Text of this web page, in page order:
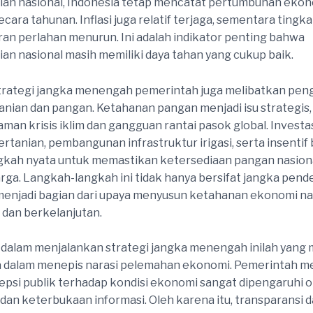
tahunan. Inflasi juga relatif terjaga, sementara
perlahan menurun. Ini adalah indikator penting bahwa
nasional masih memiliki daya tahan yang cukup baik.
jangka menengah pemerintah juga melibatkan
dan pangan. Ketahanan pangan menjadi isu
krisis iklim dan gangguan rantai pasok global.
pembangunan infrastruktur irigasi, serta insentif
nyata untuk memastikan ketersediaan pangan
Langkah-langkah ini tidak hanya bersifat jangka
bagian dari upaya menyusun ketahanan ekonomi
berkelanjutan.
menjalankan strategi jangka menengah inilah yang
menepis narasi pelemahan ekonomi. Pemerintah
publik terhadap kondisi ekonomi sangat dipengaruhi
keterbukaan informasi. Oleh karena itu, transparansi